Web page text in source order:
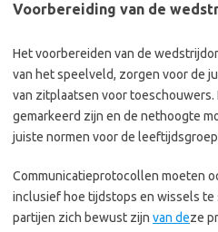
Voorbereiding van de
Het voorbereiden van de
van het speelveld, zorgen voor de
van zitplaatsen voor
gemarkeerd zijn en de nethoogte
juiste normen voor de
Communicatieprotocollen moeten
inclusief hoe tijdstops en wissels te
partijen zich bewust zijn van deze